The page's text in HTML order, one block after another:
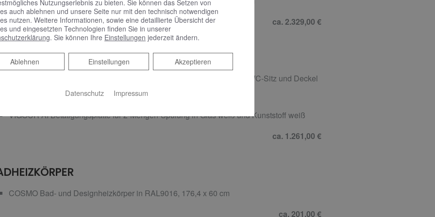
ca. 2.329,00 €
ANLAGE
VIGOUR clivia Wand-Tiefspül-WC ohne Spülrand, weiß, mit clivia lux WC-Sitz und Deckel
in weiß mit Edelstahl-Scharnieren sowie Schallschutzset
VIGOUR AI Betätigungsplatte für 2-Mengen-Spülung in Glas weiß und Kunststoff weiß
ca. 1.261,00 €
COSMO Bad- und Designheizkörper in RAL9016, 176,4 x 60 cm
ca. 201,00 €
Nutzungserlebnis zu bieten. Sie können das Setzen von
auch ablehnen und unsere Seite nur mit den technisch notwendigen
nutzen. Weitere Informationen, sowie eine detaillierte Übersicht der
und eingesetzten Technologien finden Sie in unserer
. Sie können Ihre Einstellungen jederzeit ändern.
Akzeptieren
Einstellungen
Ablehnen
Ablehnen
Datenschutz Impressum